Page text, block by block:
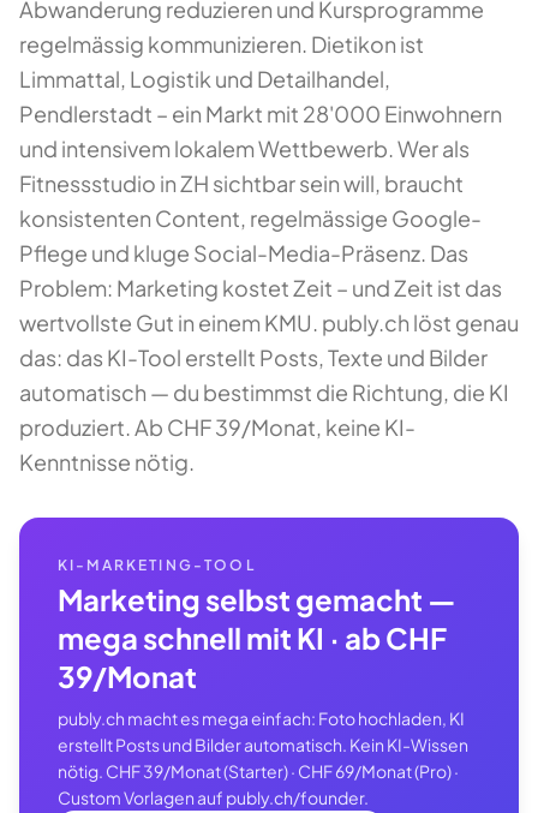
Abwanderung reduzieren und Kursprogramme
regelmässig kommunizieren. Dietikon ist
Limmattal, Logistik und Detailhandel,
Pendlerstadt – ein Markt mit 28'000 Einwohnern
und intensivem lokalem Wettbewerb. Wer als
Fitnessstudio in ZH sichtbar sein will, braucht
konsistenten Content, regelmässige Google-
Pflege und kluge Social-Media-Präsenz. Das
Problem: Marketing kostet Zeit – und Zeit ist das
wertvollste Gut in einem KMU. publy.ch löst genau
das: das KI-Tool erstellt Posts, Texte und Bilder
automatisch — du bestimmst die Richtung, die KI
produziert. Ab CHF 39/Monat, keine KI-
Kenntnisse nötig.
KI-MARKETING-TOOL
Marketing selbst gemacht —
mega schnell mit KI · ab CHF
39/Monat
publy.ch macht es mega einfach: Foto hochladen, KI
erstellt Posts und Bilder automatisch. Kein KI-Wissen
nötig. CHF 39/Monat (Starter) · CHF 69/Monat (Pro) ·
Custom Vorlagen auf publy.ch/founder.